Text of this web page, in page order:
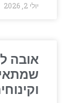
יולי 2, 2026
אובה